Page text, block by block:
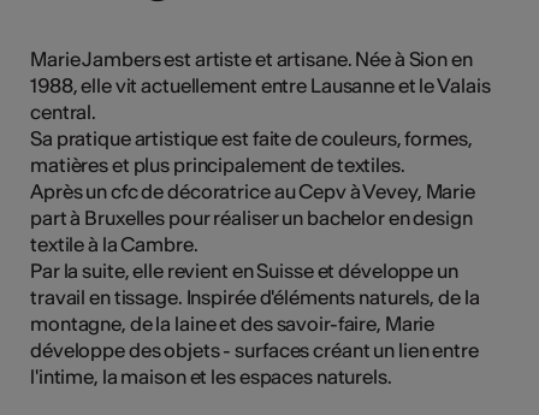
Marie Jambers est artiste et artisane. Née à Sion en
1988, elle vit actuellement entre Lausanne et le Valais
central.
Sa pratique artistique est faite de couleurs, formes,
matières et plus principalement de textiles.
Après un cfc de décoratrice au Cepv à Vevey, Marie
part à Bruxelles pour réaliser un bachelor en design
textile à la Cambre.
Par la suite, elle revient en Suisse et développe un
travail en tissage. Inspirée d'éléments naturels, de la
montagne, de la laine et des savoir-faire, Marie
développe des objets - surfaces créant un lien entre
l'intime, la maison et les espaces naturels.